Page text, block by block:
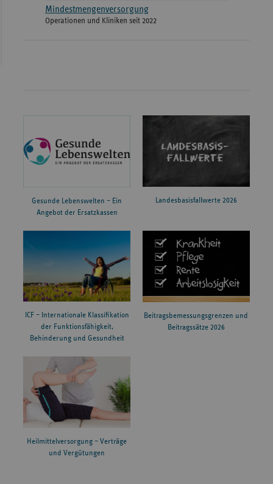
Mindestmengenversorgung
Operationen und Kliniken seit 2022
Gesunde Lebenswelten – Ein
Angebot der Ersatzkassen
Landesbasisfallwerte 2026
ICF – Internationale Klassifikation
der Funktionsfähigkeit,
Behinderung und Gesundheit
Beitragsbemessungsgrenzen und
Beitragssätze 2026
Heilmittelversorgung – Verträge
und Vergütungen